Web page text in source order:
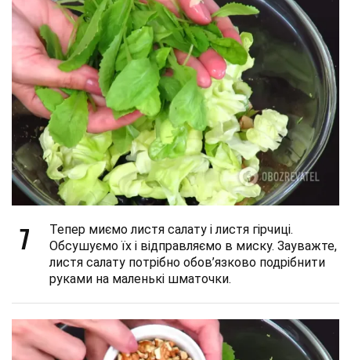
7
Тепер миємо листя салату і листя гірчиці.
Обсушуємо їх і відправляємо в миску. Зауважте,
листя салату потрібно обов’язково подрібнити
руками на маленькі шматочки.